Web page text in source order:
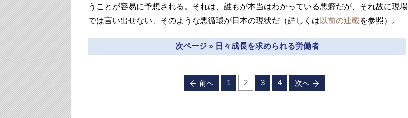
うことが容易に予想される。それは、誰もが本当はわかっている悪癖だが、それ故に現場
では言い出せない、そのような悪循環が日本の現状だ（詳しくは 以前の連載を参照）。
次ページ » 日々成長を求められる労働者
前へ 1 2 3 4 次へ